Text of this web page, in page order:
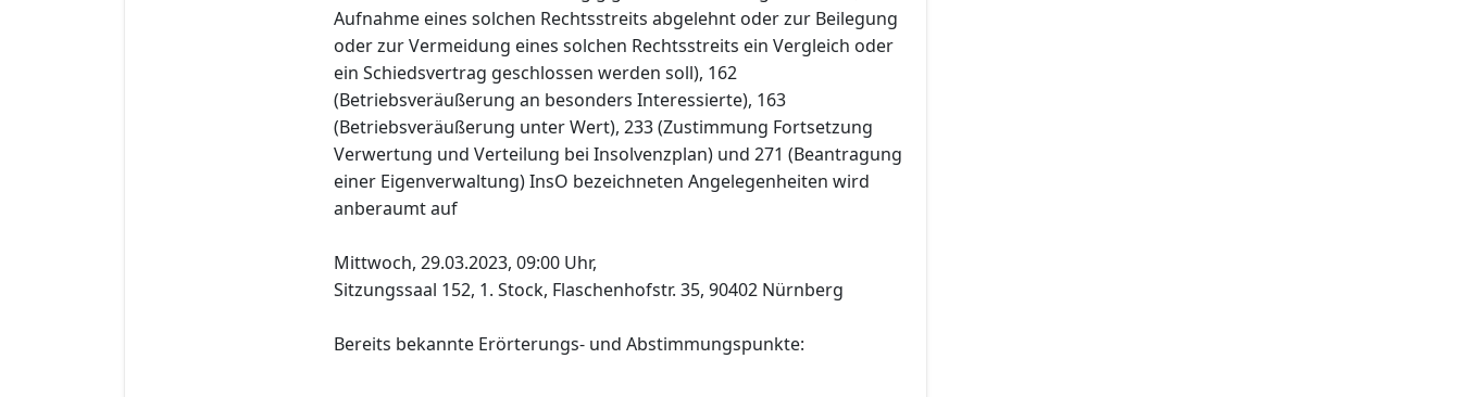
Aufnahme eines solchen Rechtsstreits abgelehnt oder zur Beilegung
oder zur Vermeidung eines solchen Rechtsstreits ein Vergleich oder
ein Schiedsvertrag geschlossen werden soll), 162
(Betriebsveräußerung an besonders Interessierte), 163
(Betriebsveräußerung unter Wert), 233 (Zustimmung Fortsetzung
Verwertung und Verteilung bei Insolvenzplan) und 271 (Beantragung
einer Eigenverwaltung) InsO bezeichneten Angelegenheiten wird
anberaumt auf
Mittwoch, 29.03.2023, 09:00 Uhr,
Sitzungssaal 152, 1. Stock, Flaschenhofstr. 35, 90402 Nürnberg
Bereits bekannte Erörterungs- und Abstimmungspunkte: